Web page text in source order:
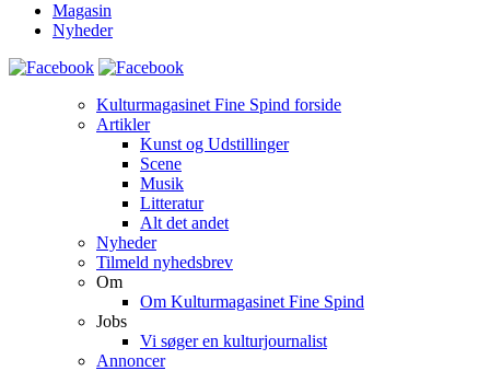
Magasin
Nyheder
Kulturmagasinet Fine Spind forside
Artikler
Kunst og Udstillinger
Scene
Musik
Litteratur
Alt det andet
Nyheder
Tilmeld nyhedsbrev
Om
Om Kulturmagasinet Fine Spind
Jobs
Vi søger en kulturjournalist
Annoncer